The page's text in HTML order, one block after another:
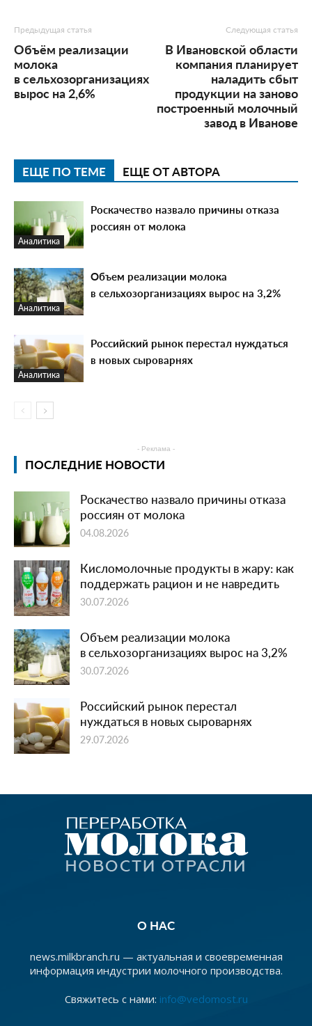
Предыдущая статья
Объём реализации
молока
в сельхозорганизациях
вырос на 2,6%
Следующая статья
В Ивановской области
компания планирует
наладить сбыт
продукции на заново
построенный молочный
завод в Иванове
ЕЩЕ ПО ТЕМЕ ЕЩЕ ОТ АВТОРА
Аналитика
Роскачество назвало причины отказа
россиян от молока
Аналитика
Объем реализации молока
в сельхозорганизациях вырос на 3,2%
Аналитика
Российский рынок перестал нуждаться
в новых сыроварнях
- Реклама -
ПОСЛЕДНИЕ НОВОСТИ
Роскачество назвало причины отказа
россиян от молока
04.08.2026
Кисломолочные продукты в жару: как
поддержать рацион и не навредить
30.07.2026
Объем реализации молока
в сельхозорганизациях вырос на 3,2%
30.07.2026
Российский рынок перестал
нуждаться в новых сыроварнях
29.07.2026
О НАС
news.milkbranch.ru — актуальная и своевременная
информация индустрии молочного производства.
Свяжитесь с нами: info@vedomost.ru